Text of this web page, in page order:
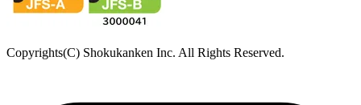
Copyrights(C) Shokukanken Inc. All Rights Reserved.